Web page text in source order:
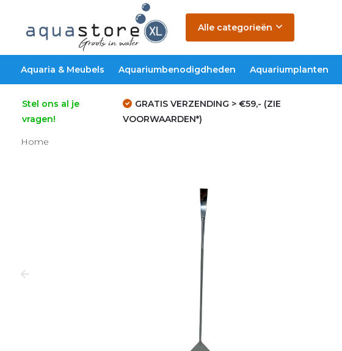
Alle categorieën
Aquaria & Meubels Aquariumbenodigdheden Aquariumplanten
Stel ons al je
vragen!
GRATIS VERZENDING > €59,- (ZIE
VOORWAARDEN*)
Home